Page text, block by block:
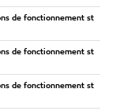
de fonctionnement st
de fonctionnement st
de fonctionnement st